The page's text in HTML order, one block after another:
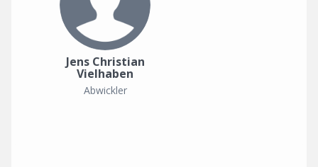
Jens Christian
Vielhaben
Abwickler